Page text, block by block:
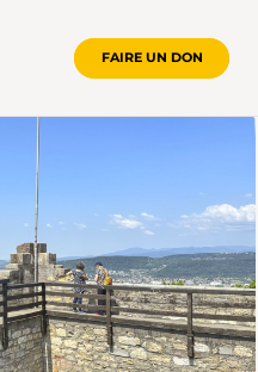
FAIRE UN DON